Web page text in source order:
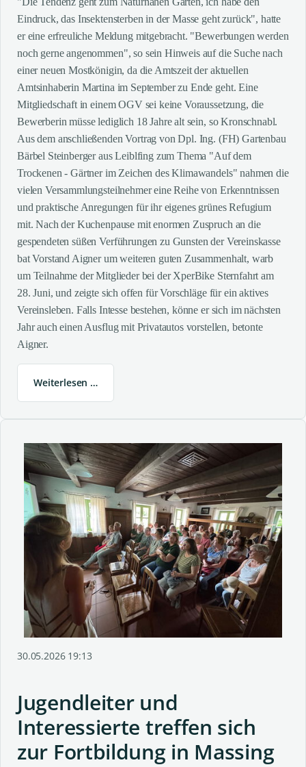
Eindruck, das Insektensterben in der Masse geht zurück", hatte
er eine erfreuliche Meldung mitgebracht. "Bewerbungen werden
noch gerne angenommen", so sein Hinweis auf die Suche nach
einer neuen Mostkönigin, da die Amtszeit der aktuellen
Amtsinhaberin Martina im September zu Ende geht. Eine
Mitgliedschaft in einem OGV sei keine Voraussetzung, die
Bewerberin müsse lediglich 18 Jahre alt sein, so Kronschnabl.
Aus dem anschließenden Vortrag von Dpl. Ing. (FH) Gartenbau
Bärbel Steinberger aus Leiblfing zum Thema "Auf dem
Trockenen - Gärtner im Zeichen des Klimawandels" nahmen die
vielen Versammlungsteilnehmer eine Reihe von Erkenntnissen
und praktische Anregungen für ihr eigenes grünes Refugium
mit. Nach der Kuchenpause mit enormen Zuspruch an die
gespendeten süßen Verführungen zu Gunsten der Vereinskasse
bat Vorstand Aigner um weiteren guten Zusammenhalt, warb
um Teilnahme der Mitglieder bei der XperBike Sternfahrt am
28. Juni, und zeigte sich offen für Vorschläge für ein aktives
Vereinsleben. Falls Intesse bestehen, könne er sich im nächsten
Jahr auch einen Ausflug mit Privatautos vorstellen, betonte
Aigner.
Weiterlesen …
30.05.2026 19:13
Jugendleiter und
Interessierte treffen sich
zur Fortbildung in Massing